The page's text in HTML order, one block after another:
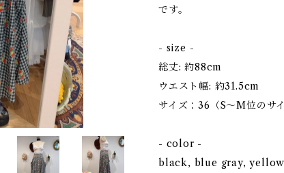
です。
- size -
総丈: 約88cm
ウエスト幅: 約31.5cm
サイズ：36（S〜M位のサ
- color -
black, blue gray,